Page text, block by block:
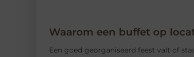
Waarom een buffet op
Een goed georganiseerd feest valt of